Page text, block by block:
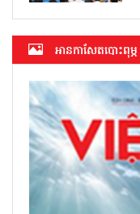
អាន​កាសែត​បោះពុម្ភ